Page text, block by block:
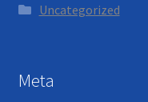
Uncategorized
Meta